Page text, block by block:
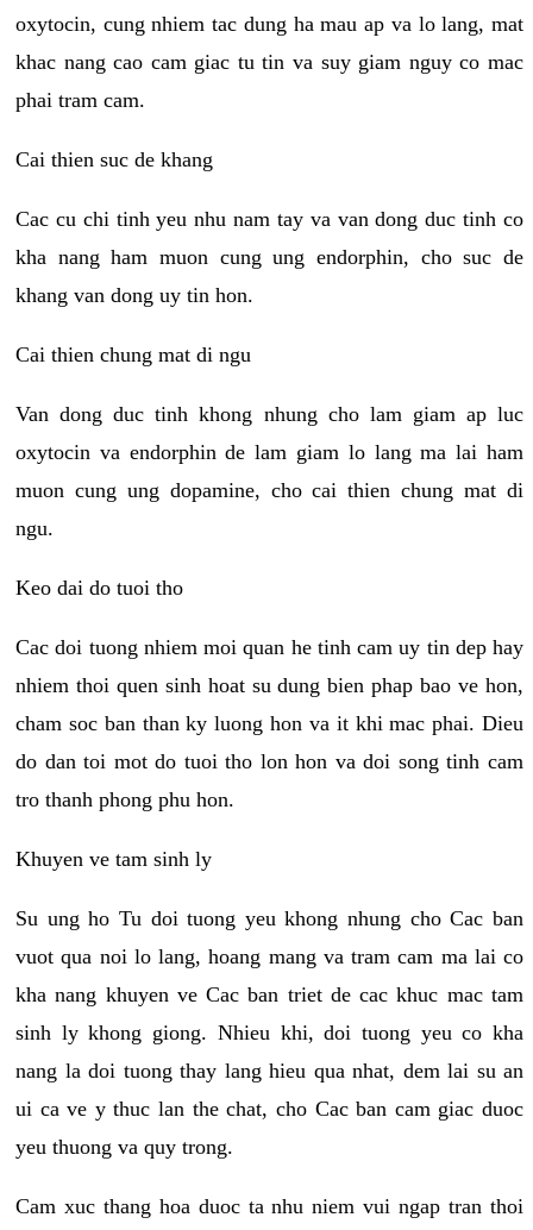
oxytocin, cung nhiem tac dung ha mau ap va lo lang, mat
khac nang cao cam giac tu tin va suy giam nguy co mac
phai tram cam.
Cai thien suc de khang
Cac cu chi tinh yeu nhu nam tay va van dong duc tinh co
kha nang ham muon cung ung endorphin, cho suc de
khang van dong uy tin hon.
Cai thien chung mat di ngu
Van dong duc tinh khong nhung cho lam giam ap luc
oxytocin va endorphin de lam giam lo lang ma lai ham
muon cung ung dopamine, cho cai thien chung mat di
ngu.
Keo dai do tuoi tho
Cac doi tuong nhiem moi quan he tinh cam uy tin dep hay
nhiem thoi quen sinh hoat su dung bien phap bao ve hon,
cham soc ban than ky luong hon va it khi mac phai. Dieu
do dan toi mot do tuoi tho lon hon va doi song tinh cam
tro thanh phong phu hon.
Khuyen ve tam sinh ly
Su ung ho Tu doi tuong yeu khong nhung cho Cac ban
vuot qua noi lo lang, hoang mang va tram cam ma lai co
kha nang khuyen ve Cac ban triet de cac khuc mac tam
sinh ly khong giong. Nhieu khi, doi tuong yeu co kha
nang la doi tuong thay lang hieu qua nhat, dem lai su an
ui ca ve y thuc lan the chat, cho Cac ban cam giac duoc
yeu thuong va quy trong.
Cam xuc thang hoa duoc ta nhu niem vui ngap tran thoi